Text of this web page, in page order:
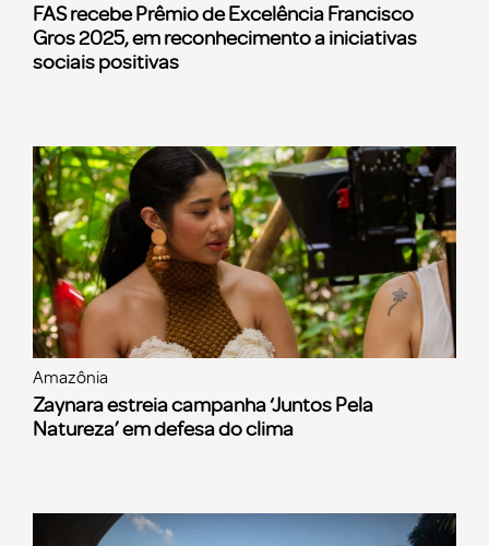
FAS recebe Prêmio de Excelência Francisco
Gros 2025, em reconhecimento a iniciativas
sociais positivas
Amazônia
Zaynara estreia campanha ‘Juntos Pela
Natureza’ em defesa do clima